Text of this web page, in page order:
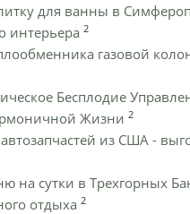
для ванны в
интерьера 2
газовой
Бесплодие
Жизни 2
автозапчастей из США -
на сутки в Трехгорных
отдыха 2